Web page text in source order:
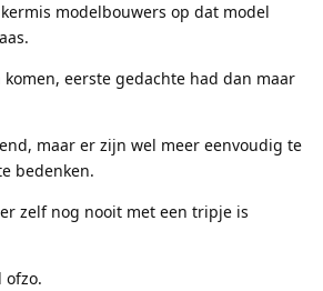
modelbouwers op dat model
eerste gedachte had dan maar
maar er zijn wel meer eenvoudig te
bedenken.
zelf nog nooit met een tripje is
ofzo.